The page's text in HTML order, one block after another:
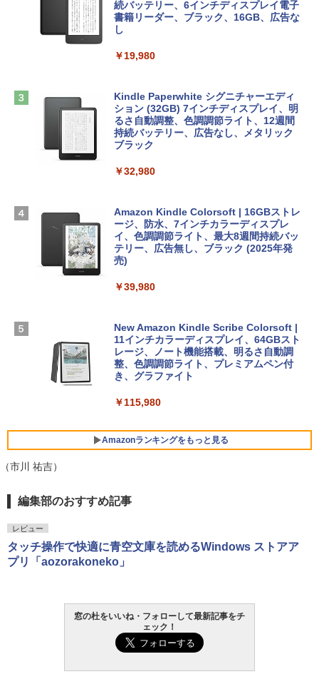
tomtoc 360°保護 15.6 16インチ パソコ
ンケース Dell NEC Lavie ASUS HP dyna
Apple 2026 MacBook Air M5チップ搭載
13インチノートブック：AIとApple Intell
igence、13.6インチLiquid Retinaディ
スプレイ、24GBユニファイドメモリ、1
ラ、Touch ID - ミッドナイト + 3年延長
￥347,600
【Amazon.co.jp限定】 HP ノートパソコ
SSD インテル Core 5
FMV ノートパソコン WE1-K3 (MS 365 P
ersonal/Copilotキー搭載/Win 11/15.6型/
Core i5/16GB/SSD 512GB/ホワイト) FM
ows11、10/mac対応|PC2台
￥39,582
インゲームコード】 ロブロックス | オン
ラインコード版
￥3,200
Robloxギフトカード - 1000 Robux 【限
ラインコード版
￥1,600
ト): Java & Bedrock Edition | オンライ
￥3,600
￥480
ClaudeCode いちばんやさしい 教科書:
にもKindle出版にも！ 非エンジニアのた
めのAIコーディング入門シリーズ
￥99
1冊ですべて身につくHTML & CSSとWe
￥2,326
FM TOWNS ハイパー・カタログ: 本体ハ
ェクトリストと最新エミュレータ紹介
続バッテリー、6インチディスプレイ電子
書籍リーダー、ブラック、16GB、広告な
し
￥19,980
Kindle Paperwhite シグニチャーエディ
ション (32GB) 7インチディスプレイ、明
るさ自動調整、色調調節ライト、12週間
持続バッテリー、広告なし、メタリック
ブラック
￥32,980
Amazon Kindle Colorsoft | 16GBストレ
ージ、防水、7インチカラーディスプレ
イ、色調調節ライト、最大8週間持続バッ
テリー、広告無し、ブラック (2025年発
売)
￥39,980
New Amazon Kindle Scribe Colorsoft |
11インチカラーディスプレイ、64GBスト
レージ、ノート機能搭載、明るさ自動調
整、色調調節ライト、プレミアムペン付
き、グラファイト
￥115,980
Amazonランキングをもっと見る
（市川 祐吉）
編集部のおすすめ記事
レビュー
タッチ操作で快適に青空文庫を読めるWindows ストアア
プリ「aozorakoneko」
窓の杜をいいね・フォローして最新記事をチ
ェック！